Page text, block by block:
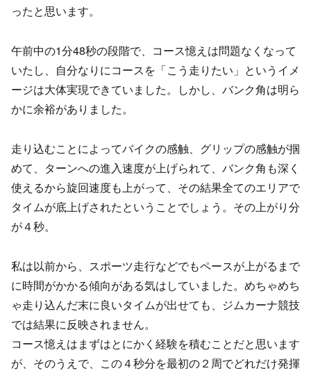
ったと思います。
午前中の1分48秒の段階で、コース憶えは問題なくなって
いたし、自分なりにコースを「こう走りたい」というイメ
ージは大体実現できていました。しかし、バンク角は明ら
かに余裕がありました。
走り込むことによってバイクの感触、グリップの感触が掴
めて、ターンへの進入速度が上げられて、バンク角も深く
使えるから旋回速度も上がって、その結果全てのエリアで
タイムが底上げされたということでしょう。その上がり分
が４秒。
私は以前から、スポーツ走行などでもペースが上がるまで
に時間がかかる傾向がある気はしていました。めちゃめち
ゃ走り込んだ末に良いタイムが出せても、ジムカーナ競技
では結果に反映されません。
コース憶えはまずはとにかく経験を積むことだと思います
が、そのうえで、この４秒分を最初の２周でどれだけ発揮